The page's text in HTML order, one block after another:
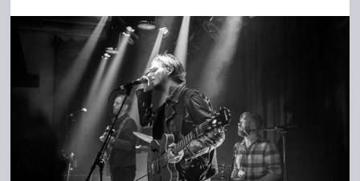
Interviews
Weitere Berichte
Bild-Archiv